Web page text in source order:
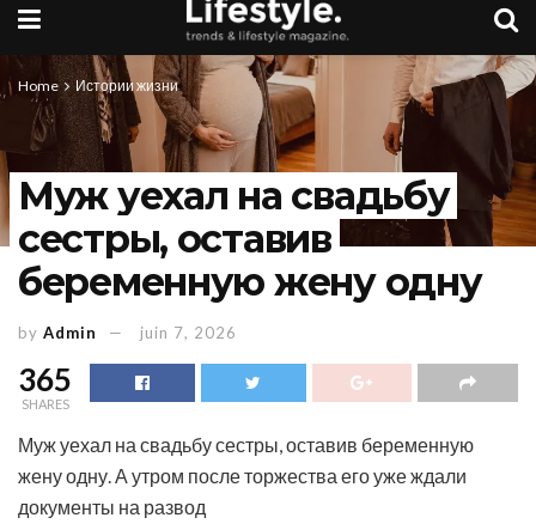
Home Истории жизни
Муж уехал на свадьбу
сестры, оставив
беременную жену одну
by Admin juin 7, 2026
365
SHARES
Муж уехал на свадьбу сестры, оставив беременную
жену одну. А утром после торжества его уже ждали
документы на развод